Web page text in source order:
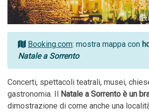
Booking.com: mostra mappa con
Natale a Sorrento
Concerti, spettacoli teatrali, musei,
gastronomia. Il Natale a Sorrento è un
dimostrazione di come anche una